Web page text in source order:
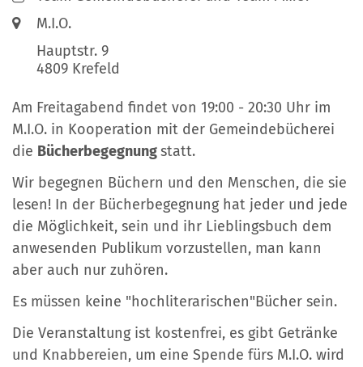
Ort: M.I.O.
Hauptstr. 9
4809 Krefeld
Am Freitagabend findet von 19:00 - 20:30 Uhr im
M.I.O. in Kooperation mit der Gemeindebücherei
die Bücherbegegnungstatt.
Wir begegnen Büchern und den Menschen, die sie
lesen! In der Bücherbegegnung hat jeder und jede
die Möglichkeit, sein und ihr Lieblingsbuch dem
anwesenden Publikum vorzustellen, man kann
aber auch nur zuhören.
Es müssen keine "hochliterarischen"Bücher sein.
Die Veranstaltung ist kostenfrei, es gibt Getränke
und Knabbereien, um eine Spende fürs M.I.O. wird